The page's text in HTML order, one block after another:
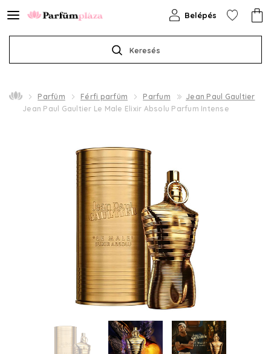
Keresés
Belépés
Parfüm Férfi parfüm Parfum
Jean Paul Gaultier
Jean Paul Gaultier Le Male Elixir Absolu Parfum Intense